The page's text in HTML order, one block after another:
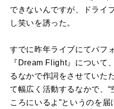
できないんですが、ドライ
し笑いを誘った。
すでに昨年ライブにてパフ
『Dream Flight』について
るなかで作詞をさせていた
て幅広く活動するなかで、
ころにいるよ”というのを